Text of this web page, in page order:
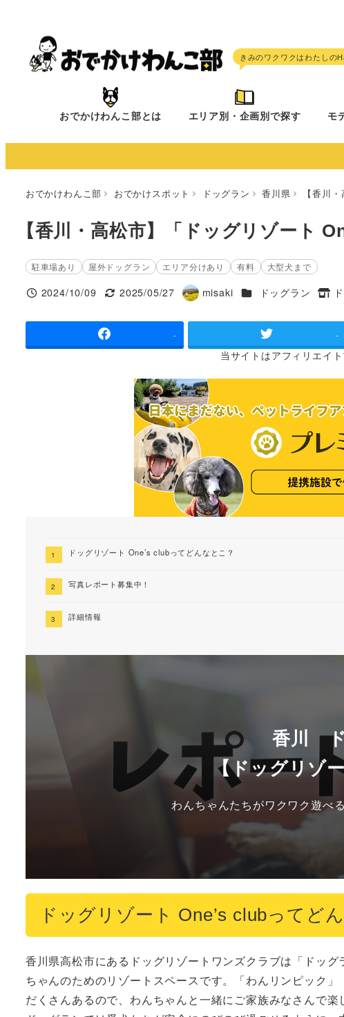
へ
おでかけわんこ部とは エリア別・企画別で探す モ
おでかけわんこ部 おでかけスポット ドッグラン 香川県 【香川
【香川・高松市】「ドッグリゾート
駐車場あり 屋外ドッグラン エリア分けあり 有料 大型犬まで
投稿日
2024/10/09
更新日
2025/05/27
著
misaki 施設ジャンル
ドッグラン
タグ
- -
当サイトはアフィリエイ
ドッグリゾート One’s clubってどんなとこ？
写真レポート募集中！
詳細情報
香川
【ドッグリゾ
わんちゃんたちがワクワク遊べ
ドッグリゾート One’s clubってど
香川県高松市にあるドッグリゾートワンズクラブは「ドッ
ちゃんのためのリゾートスペースです。「わんリンピック
だくさんあるので、わんちゃんと一緒にご家族みなさんで楽